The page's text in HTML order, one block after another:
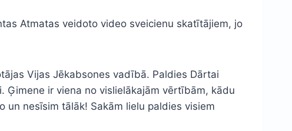
Atmatas veidoto video sveicienu skatītājiem, jo
Vijas Jēkabsones vadībā. Paldies Dārtai
Ģimene ir viena no vislielākajām vērtībām, kādu
nesīsim tālāk! Sakām lielu paldies visiem